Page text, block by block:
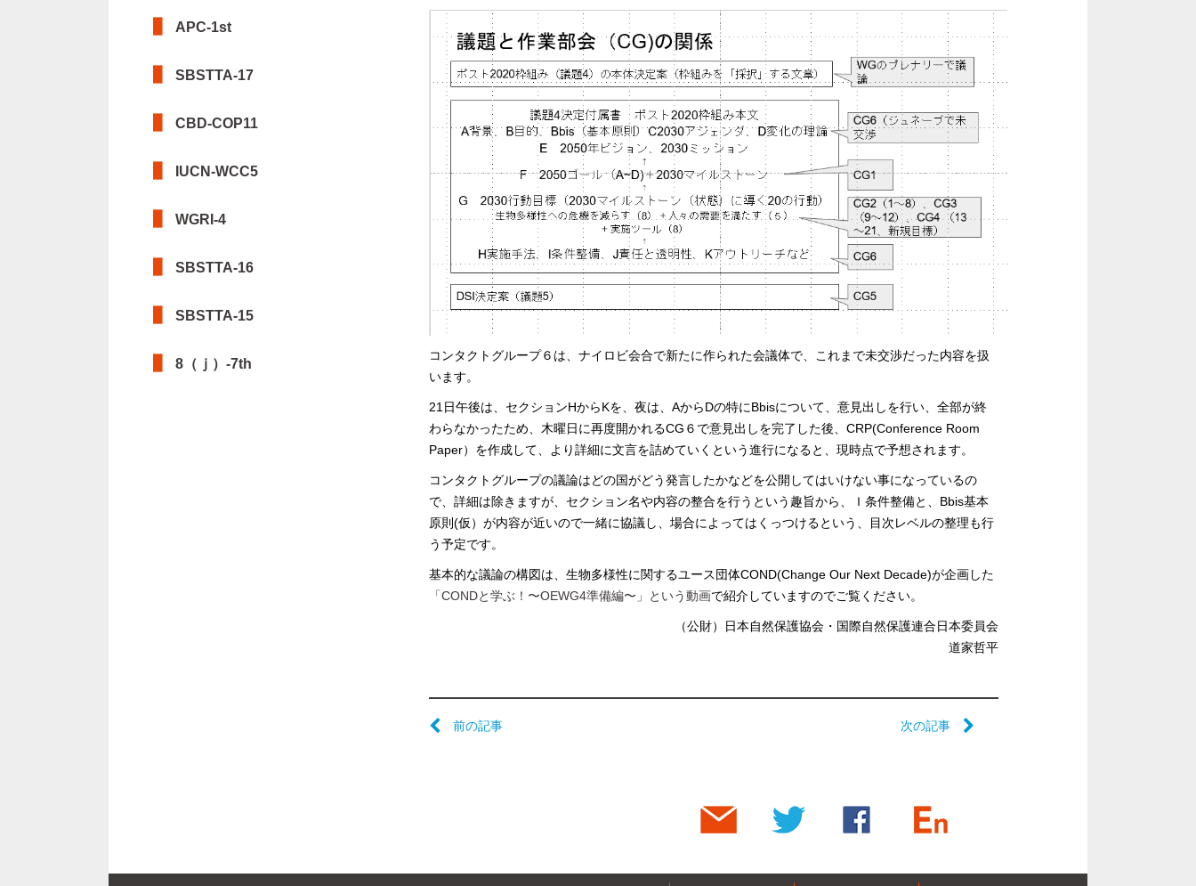
APC-1st
SBSTTA-17
CBD-COP11
IUCN-WCC5
WGRI-4
SBSTTA-16
SBSTTA-15
8（ｊ）-7th
コンタクトグループ６は、ナイロビ会合で新たに作られた会議体で、これまで未交渉だった内容を扱
います。
21日午後は、セクションHからKを、夜は、AからDの特にBbisについて、意見出しを行い、全部が終
わらなかったため、木曜日に再度開かれるCG６で意見出しを完了した後、CRP(Conference Room
Paper）を作成して、より詳細に文言を詰めていくという進行になると、現時点で予想されます。
コンタクトグループの議論はどの国がどう発言したかなどを公開してはいけない事になっているの
で、詳細は除きますが、セクション名や内容の整合を行うという趣旨から、Ｉ条件整備と、Bbis基本
原則(仮）が内容が近いので一緒に協議し、場合によってはくっつけるという、目次レベルの整理も行
う予定です。
基本的な議論の構図は、生物多様性に関するユース団体COND(Change Our Next Decade)が企画した
「CONDと学ぶ！〜OEWG4準備編〜」という動画で紹介していますのでご覧ください。
（公財）日本自然保護協会・国際自然保護連合日本委員会
道家哲平
前の記事 次の記事